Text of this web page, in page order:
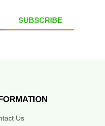
SUBSCRIBE
Us